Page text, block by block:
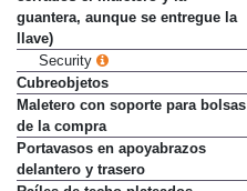
guantera, aunque se entregue la
llave)
Security
Cubreobjetos
Maletero con soporte para bolsas
de la compra
Portavasos en apoyabrazos
delantero y trasero